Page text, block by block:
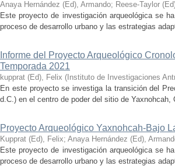
Anaya Hernández (Ed), Armando; Reese-Taylor
Este proyecto de investigación arqueológica se
proceso de desarrollo urbano y las estrategias
Informe del Proyecto Arqueológico
Temporada 2021
kupprat (Ed), Felix ( Instituto de Investigaciones
En este proyecto se investiga la transición del
d.C.) en el centro de poder del sitio de
Proyecto Arqueológico Yaxnohcah-Bajo
Kupprat (Ed), Felix; Anaya Hernández (Ed),
Este proyecto de investigación arqueológica se
proceso de desarrollo urbano y las estrategias